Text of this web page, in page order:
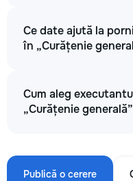
Ce date ajută la
în „Curățenie
Cum aleg
„Curățenie
Publică o cerere